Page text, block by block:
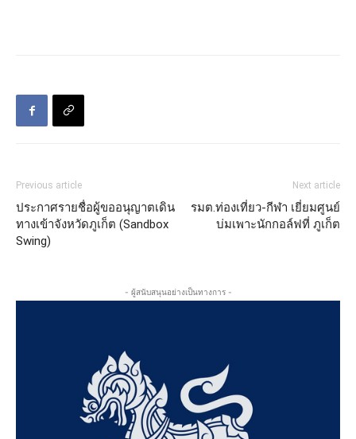
Previous article
ประกาศรายชื่อผู้ขออนุญาตเดิน
ทางเข้าจังหวัดภูเก็ต (Sandbox
Swing)
Next article
รมต.ท่องเที่ยว-กีฬา เยี่ยมศูนย์
บ่มเพาะนักกอล์ฟที่ ภูเก็ต
- ผู้สนับสนุนอย่างเป็นทางการ -